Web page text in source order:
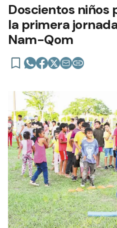
Doscientos niños
la primera
Nam-Qom